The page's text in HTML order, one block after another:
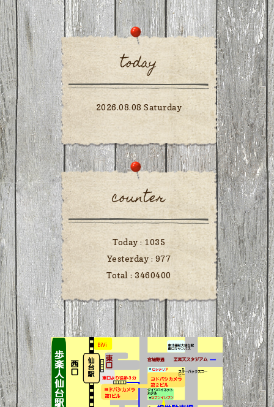
today
2026.08.08 Saturday
counter
Today : 1035
Yesterday : 977
Total : 3460400